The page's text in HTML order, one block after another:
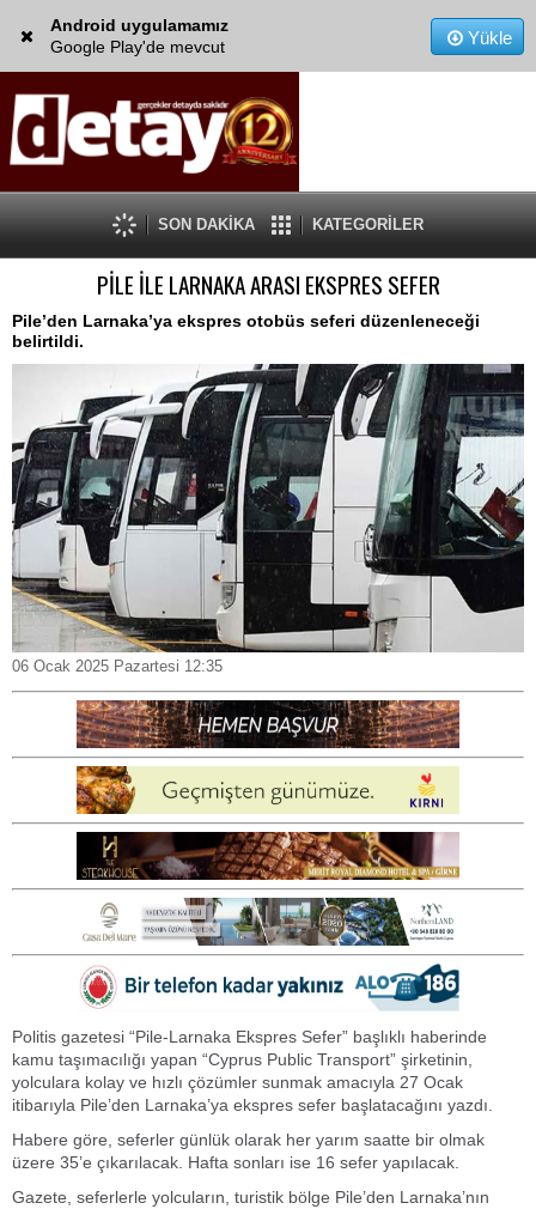
Android uygulamamız
Google Play'de mevcut
Yükle
SON DAKİKA KATEGORİLER
PİLE İLE LARNAKA ARASI EKSPRES SEFER
Pile’den Larnaka’ya ekspres otobüs seferi düzenleneceği
belirtildi.
06 Ocak 2025 Pazartesi 12:35
Politis gazetesi “Pile-Larnaka Ekspres Sefer” başlıklı haberinde
kamu taşımacılığı yapan “Cyprus Public Transport” şirketinin,
yolculara kolay ve hızlı çözümler sunmak amacıyla 27 Ocak
itibarıyla Pile’den Larnaka’ya ekspres sefer başlatacağını yazdı.
Habere göre, seferler günlük olarak her yarım saatte bir olmak
üzere 35’e çıkarılacak. Hafta sonları ise 16 sefer yapılacak.
Gazete, seferlerle yolcuların, turistik bölge Pile’den Larnaka’nın